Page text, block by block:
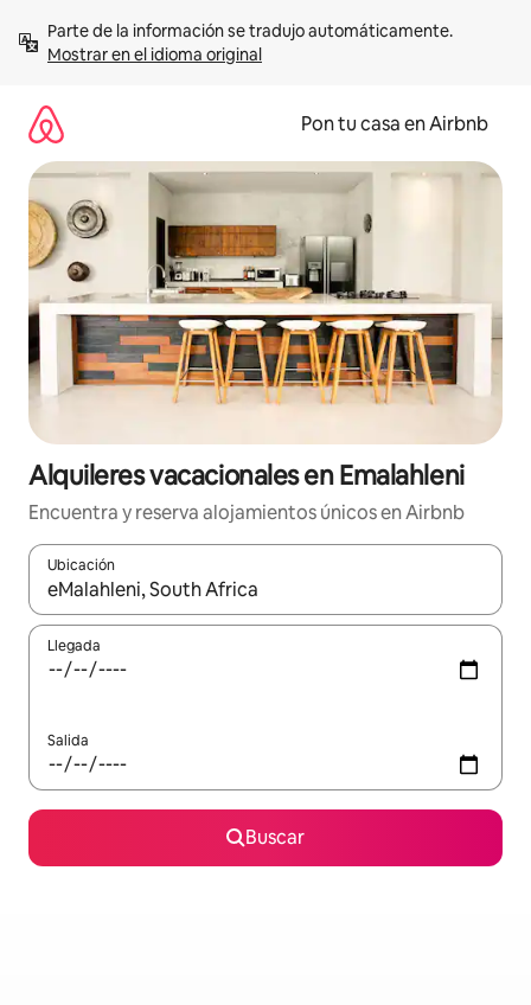
contenidoMostrar en el idioma original
Pon tu casa en Airbnb
Alquileres vacacionales en Emalahleni
Encuentra y reserva alojamientos únicos en Airbnb
Ubicación
Cuando los resultados estén disponibles, navega con las
Llegada
Salida
Buscar